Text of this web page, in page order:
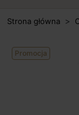
Strona główna
Promocja